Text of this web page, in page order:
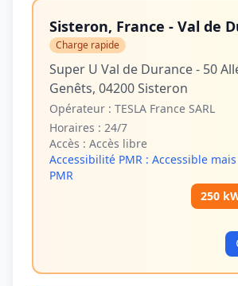
Sisteron, France - Val de
Charge rapide
Super U Val de Durance - 50
Genêts, 04200 Sisteron
Opérateur : TESLA France SARL
Horaires : 24/7
Accès : Accès libre
Accessibilité PMR : Accessible
PMR
250